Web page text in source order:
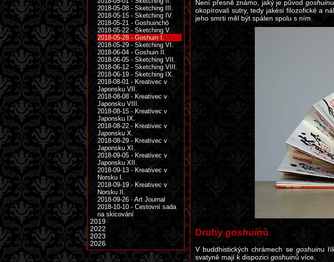
Není přesně známo, jaký je původ goshuin
okopírovali sutry, tedy jakési filozofické a
jeho smrti měl být spálen spolu s ním.
Druhy goshuinů
V buddhistických chrámech se goshuinu
svatyně mají k dispozici goshuinů více.
2018-05-08 - Sketching III.
2018-05-15 - Sketching IV.
2018-05-21 - Goshuinchō
2018-05-22 - Sketching V.
2018-05-28 - Goshuin I.
2018-05-29 - Sketching VI.
2018-06-04 - Goshuin II.
2018-06-05 - Sketching VII.
2018-06-12 - Sketching VIII.
2018-06-19 - Sketching IX.
2018-08-01 - Kreativec v
Japonsku VII.
2018-08-08 - Kreativec v
Japonsku VIII.
2018-08-15 - Kreativec v
Japonsku IX.
2018-08-22 - Kreativec v
Japonsku X.
2018-08-29 - Kreativec v
Japonsku XI.
2018-09-05 - Kreativec v
Japonsku XII.
2018-09-13 - Kreativec v
Norsku I.
2018-09-19 - Kreativec v
Norsku II.
2018-09-26 - Art Journal
2018-10-10 - Cestovní sada
na skicování
2019
2022
2023
2026